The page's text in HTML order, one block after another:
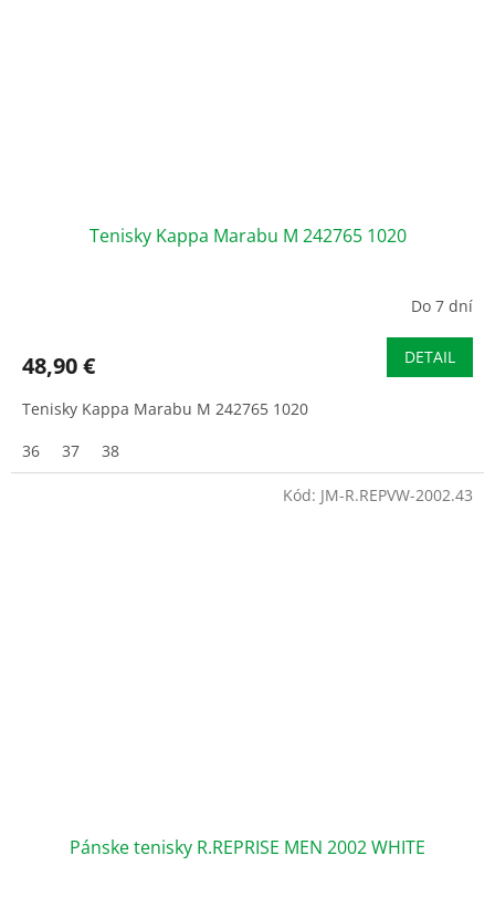
Tenisky Kappa Marabu M 242765 1020
Do 7 dní
48,90 € DETAIL
Tenisky Kappa Marabu M 242765 1020
36
37 38
Pánske tenisky R.REPRISE MEN 2002 WHITE
Kód: JM-R.REPVW-2002.43